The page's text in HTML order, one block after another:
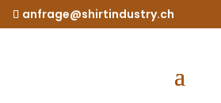
anfrage@shirtindustry.ch